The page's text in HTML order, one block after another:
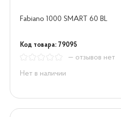
Fabiano 1000 SMART 60 BL
Код товара: 79095
— отзывов нет
Нет в наличии